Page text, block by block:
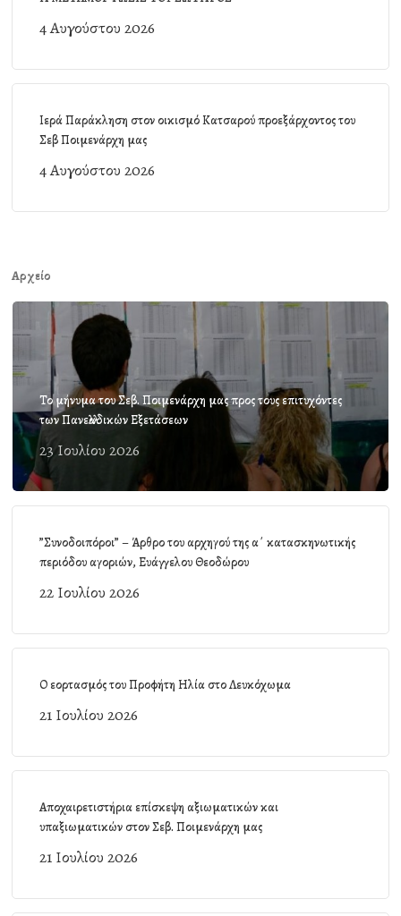
4 Αυγούστου 2026
Ιερά Παράκληση στον οικισμό Κατσαρού προεξάρχοντος του
Σεβ Ποιμενάρχη μας
4 Αυγούστου 2026
Αρχείο
Το μήνυμα του Σεβ. Ποιμενάρχη μας προς τους επιτυχόντες
των Πανελλαδικών Εξετάσεων
23 Ιουλίου 2026
”Συνοδοιπόροι” – Άρθρο του αρχηγού της α΄ κατασκηνωτικής
περιόδου αγοριών, Ευάγγελου Θεοδώρου
22 Ιουλίου 2026
Ο εορτασμός του Προφήτη Ηλία στο Λευκόχωμα
21 Ιουλίου 2026
Αποχαιρετιστήρια επίσκεψη αξιωματικών και
υπαξιωματικών στον Σεβ. Ποιμενάρχη μας
21 Ιουλίου 2026